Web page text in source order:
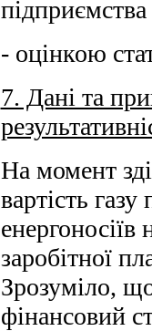
- оцінкою
7. Дані та
На момент
вартість
заробітної
Зрозуміло,
фінансовий